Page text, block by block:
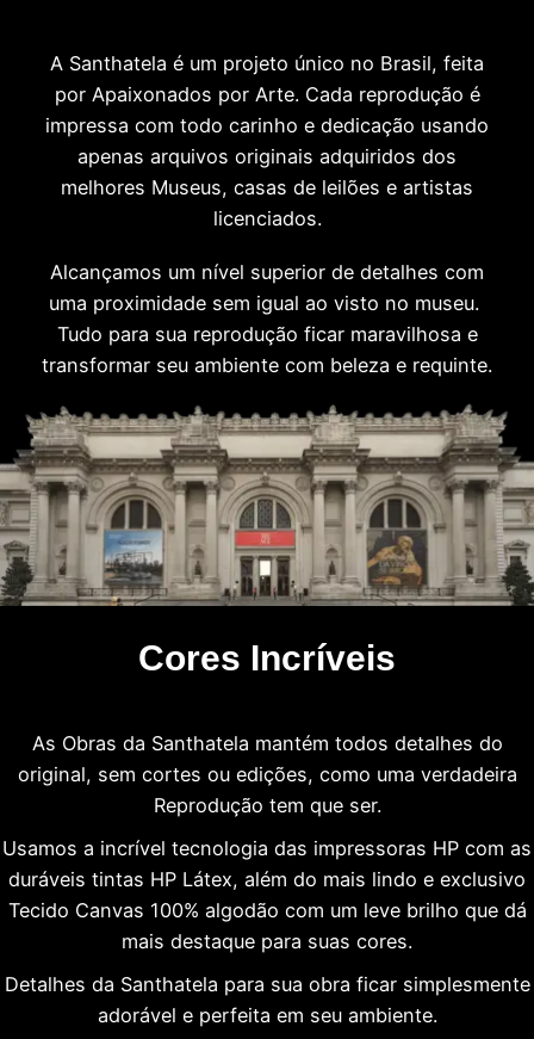
A Santhatela é um projeto único no Brasil, feita
por Apaixonados por Arte. Cada reprodução é
impressa com todo carinho e dedicação usando
apenas arquivos originais adquiridos dos
melhores Museus, casas de leilões e artistas
licenciados.
Alcançamos um nível superior de detalhes com
uma proximidade sem igual ao visto no museu.
Tudo para sua reprodução ficar maravilhosa e
transformar seu ambiente com beleza e requinte.
Cores Incríveis
As Obras da Santhatela mantém todos detalhes do
original, sem cortes ou edições, como uma verdadeira
Reprodução tem que ser.
Usamos a incrível tecnologia das impressoras HP com as
duráveis tintas HP Látex, além do mais lindo e exclusivo
Tecido Canvas 100% algodão com um leve brilho que dá
mais destaque para suas cores.
Detalhes da Santhatela para sua obra ficar simplesmente
adorável e perfeita em seu ambiente.